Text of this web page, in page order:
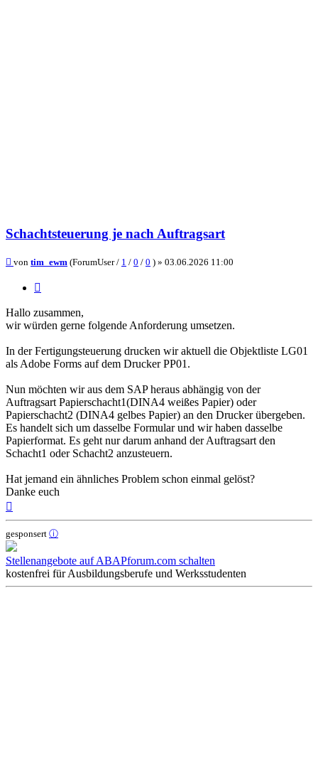
Schachtsteuerung je nach Auftragsart
Beitrag
von tim_ewm (ForumUser / 1 / 0 / 0 ) » 03.06.2026 11:00
Hallo zusammen,
wir würden gerne folgende Anforderung umsetzen.
In der Fertigungsteuerung drucken wir aktuell die Objektliste LG01
als Adobe Forms auf dem Drucker PP01.
Nun möchten wir aus dem SAP heraus abhängig von der
Auftragsart Papierschacht1(DINA4 weißes Papier) oder
Papierschacht2 (DINA4 gelbes Papier) an den Drucker übergeben.
Es handelt sich um dasselbe Formular und wir haben dasselbe
Papierformat. Es geht nur darum anhand der Auftragsart den
Schacht1 oder Schacht2 anzusteuern.
Hat jemand ein ähnliches Problem schon einmal gelöst?
Danke euch
gesponsert ⓘ
Stellenangebote auf ABAPforum.com schalten
kostenfrei für Ausbildungsberufe und Werksstudenten